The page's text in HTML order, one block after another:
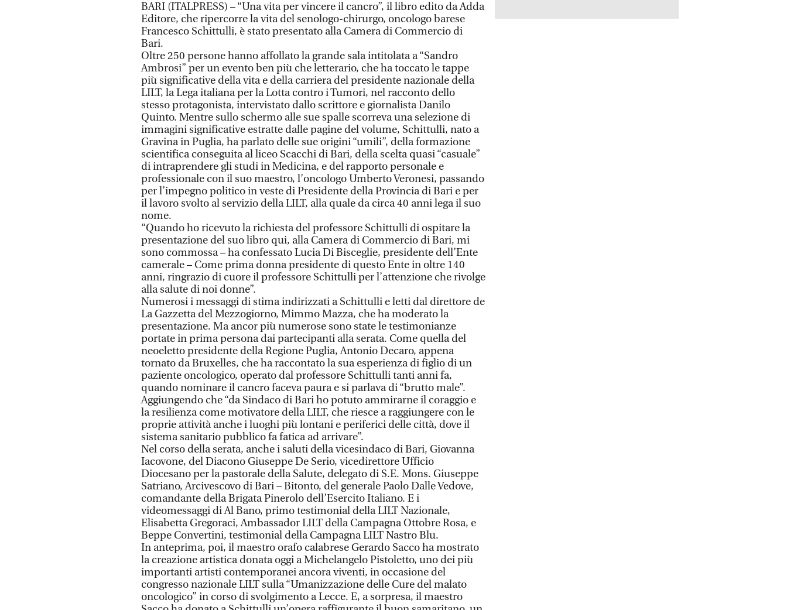
BARI (ITALPRESS) – “Una vita per vincere il cancro”, il libro edito da Adda
Editore, che ripercorre la vita del senologo-chirurgo, oncologo barese
Francesco Schittulli, è stato presentato alla Camera di Commercio di
Bari.
Oltre 250 persone hanno affollato la grande sala intitolata a “Sandro
Ambrosi” per un evento ben più che letterario, che ha toccato le tappe
più significative della vita e della carriera del presidente nazionale della
LILT, la Lega italiana per la Lotta contro i Tumori, nel racconto dello
stesso protagonista, intervistato dallo scrittore e giornalista Danilo
Quinto. Mentre sullo schermo alle sue spalle scorreva una selezione di
immagini significative estratte dalle pagine del volume, Schittulli, nato a
Gravina in Puglia, ha parlato delle sue origini “umili”, della formazione
scientifica conseguita al liceo Scacchi di Bari, della scelta quasi “casuale”
di intraprendere gli studi in Medicina, e del rapporto personale e
professionale con il suo maestro, l’oncologo Umberto Veronesi, passando
per l’impegno politico in veste di Presidente della Provincia di Bari e per
il lavoro svolto al servizio della LILT, alla quale da circa 40 anni lega il suo
nome.
“Quando ho ricevuto la richiesta del professore Schittulli di ospitare la
presentazione del suo libro qui, alla Camera di Commercio di Bari, mi
sono commossa – ha confessato Lucia Di Bisceglie, presidente dell’Ente
camerale – Come prima donna presidente di questo Ente in oltre 140
anni, ringrazio di cuore il professore Schittulli per l’attenzione che rivolge
alla salute di noi donne”.
Numerosi i messaggi di stima indirizzati a Schittulli e letti dal direttore de
La Gazzetta del Mezzogiorno, Mimmo Mazza, che ha moderato la
presentazione. Ma ancor più numerose sono state le testimonianze
portate in prima persona dai partecipanti alla serata. Come quella del
neoeletto presidente della Regione Puglia, Antonio Decaro, appena
tornato da Bruxelles, che ha raccontato la sua esperienza di figlio di un
paziente oncologico, operato dal professore Schittulli tanti anni fa,
quando nominare il cancro faceva paura e si parlava di “brutto male”.
Aggiungendo che “da Sindaco di Bari ho potuto ammirarne il coraggio e
la resilienza come motivatore della LILT, che riesce a raggiungere con le
proprie attività anche i luoghi più lontani e periferici delle città, dove il
sistema sanitario pubblico fa fatica ad arrivare”.
Nel corso della serata, anche i saluti della vicesindaco di Bari, Giovanna
Iacovone, del Diacono Giuseppe De Serio, vicedirettore Ufficio
Diocesano per la pastorale della Salute, delegato di S.E. Mons. Giuseppe
Satriano, Arcivescovo di Bari – Bitonto, del generale Paolo Dalle Vedove,
comandante della Brigata Pinerolo dell’Esercito Italiano. E i
videomessaggi di Al Bano, primo testimonial della LILT Nazionale,
Elisabetta Gregoraci, Ambassador LILT della Campagna Ottobre Rosa, e
Beppe Convertini, testimonial della Campagna LILT Nastro Blu.
In anteprima, poi, il maestro orafo calabrese Gerardo Sacco ha mostrato
la creazione artistica donata oggi a Michelangelo Pistoletto, uno dei più
importanti artisti contemporanei ancora viventi, in occasione del
congresso nazionale LILT sulla “Umanizzazione delle Cure del malato
oncologico” in corso di svolgimento a Lecce. E, a sorpresa, il maestro